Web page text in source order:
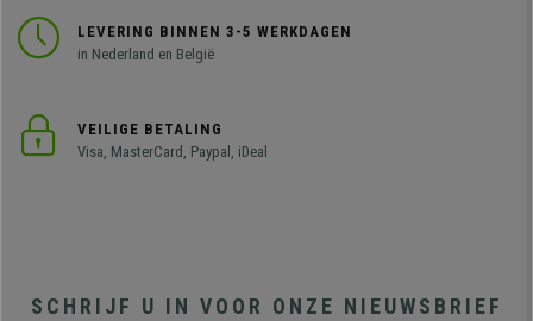
LEVERING BINNEN 3-5 WERKDAGEN
in Nederland en België
VEILIGE BETALING
Visa, MasterCard, Paypal, iDeal
SCHRIJF U IN VOOR ONZE NIEUWSBRIEF